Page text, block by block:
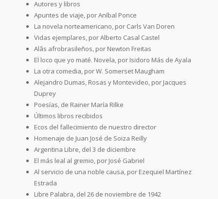
Autores y libros
Apuntes de viaje, por Aníbal Ponce
La novela norteamericano, por Carls Van Doren
Vidas ejemplares, por Alberto Casal Castel
Alâs afrobrasileños, por Newton Freitas
El loco que yo maté. Novela, por Isidoro Más de Ayala
La otra comedia, por W. Somerset Maugham
Alejandro Dumas, Rosas y Montevideo, por Jacques
Duprey
Poesías, de Rainer María Rilke
Últimos libros recibidos
Ecos del fallecimiento de nuestro director
Homenaje de Juan José de Soiza Reilly
Argentina Libre, del 3 de diciembre
El más leal al gremio, por José Gabriel
Al servicio de una noble causa, por Ezequiel Martínez
Estrada
Libre Palabra, del 26 de noviembre de 1942